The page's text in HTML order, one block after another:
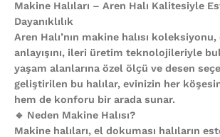
Makine Halıları – Aren Halı Kalitesiyle
Dayanıklılık
Aren Halı’nın makine halısı
anlayışını, ileri üretim teknolojileriyle
yaşam alanlarına özel ölçü ve desen
geliştirilen bu halılar, evinizin her
hem de konforu bir arada sunar.
🔹 Neden Makine Halısı?
Makine halıları, el dokuması halıların